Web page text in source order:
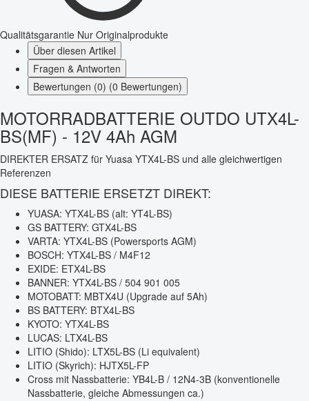
Qualitätsgarantie Nur Originalprodukte
Über diesen Artikel
Fragen & Antworten
Bewertungen (0) (0 Bewertungen)
MOTORRADBATTERIE OUTDO UTX4L-
BS(MF) - 12V 4Ah AGM
DIREKTER ERSATZ für Yuasa YTX4L-BS und alle gleichwertigen
Referenzen
DIESE BATTERIE ERSETZT DIREKT:
YUASA: YTX4L-BS (alt: YT4L-BS)
GS BATTERY: GTX4L-BS
VARTA: YTX4L-BS (Powersports AGM)
BOSCH: YTX4L-BS / M4F12
EXIDE: ETX4L-BS
BANNER: YTX4L-BS / 504 901 005
MOTOBATT: MBTX4U (Upgrade auf 5Ah)
BS BATTERY: BTX4L-BS
KYOTO: YTX4L-BS
LUCAS: LTX4L-BS
LITIO (Shido): LTX5L-BS (Li equivalent)
LITIO (Skyrich): HJTX5L-FP
Cross mit Nassbatterie: YB4L-B / 12N4-3B (konventionelle
Nassbatterie, gleiche Abmessungen ca.)